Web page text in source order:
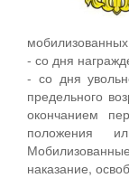
мобилизованных
- со дня
- со дня
предельного
окончанием
положения
наказание,